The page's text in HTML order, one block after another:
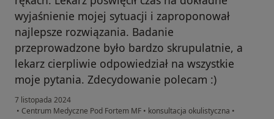
wyjaśnienie mojej sytuacji i zaproponował
najlepsze rozwiązania. Badanie
przeprowadzone było bardzo skrupulatnie, a
lekarz cierpliwie odpowiedział na wszystkie
moje pytania. Zdecydowanie polecam :)
7 listopada 2024
• Centrum Medyczne Pod Fortem MF • konsultacja okulistyczna •